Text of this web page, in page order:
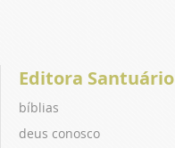
Editora Santuário
bíblias
deus conosco